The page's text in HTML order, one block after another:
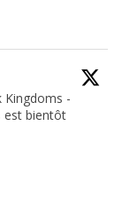
Kingdoms -
est bientôt